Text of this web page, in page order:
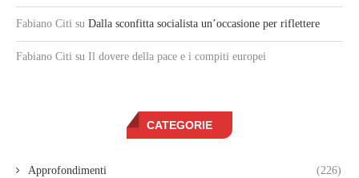
Fabiano Citi su Dalla sconfitta socialista un’occasione per riflettere
Fabiano Citi su Il dovere della pace e i compiti europei
CATEGORIE
Approfondimenti (226)